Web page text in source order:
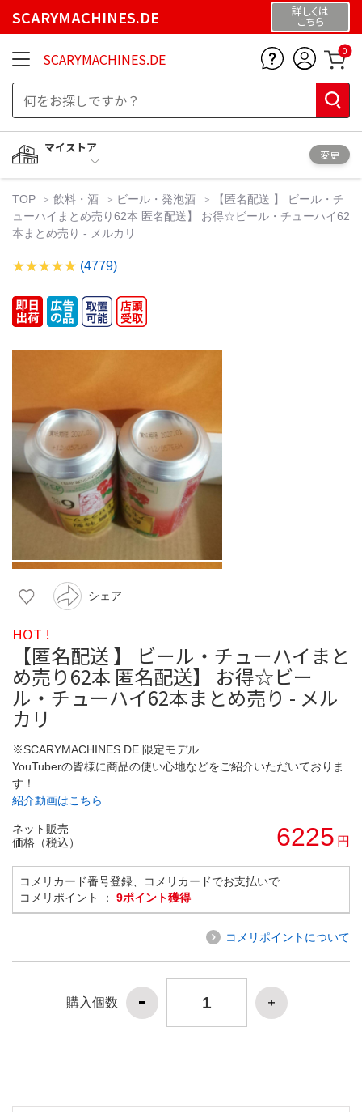
SCARYMACHINES.DE 詳しくは
こちら
SCARYMACHINES.DE 0
マイストア
変更
TOP 飲料・酒 ビール・発泡酒
【匿名配送 】 ビール・チ
ューハイまとめ売り62本 匿名配送】 お得☆ビール・チューハイ62
本まとめ売り - メルカリ
(4779)
シェア
HOT !
【匿名配送 】 ビール・チューハイまと
め売り62本 匿名配送】 お得☆ビー
ル・チューハイ62本まとめ売り - メル
カリ
※SCARYMACHINES.DE 限定モデル
YouTuberの皆様に商品の使い心地などをご紹介いただいておりま
す！
紹介動画はこちら
ネット販売
価格（税込）
6225 円
コメリカード番号登録、コメリカードでお支払いで
コメリポイント ： 9ポイント獲得
コメリポイントについて
購入個数